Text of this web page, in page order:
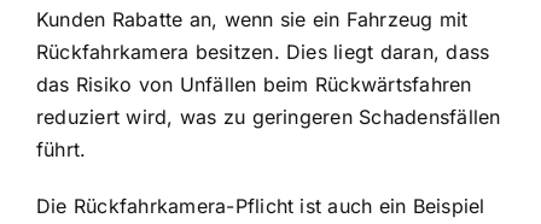
Kunden Rabatte an, wenn sie ein Fahrzeug mit
Rückfahrkamera besitzen. Dies liegt daran, dass
das Risiko von Unfällen beim Rückwärtsfahren
reduziert wird, was zu geringeren Schadensfällen
führt.
Die Rückfahrkamera-Pflicht ist auch ein Beispiel